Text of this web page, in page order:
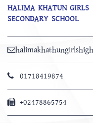
HALIMA KHATUN GIRLS
SECONDARY SCHOOL
01718419874
+02478865754